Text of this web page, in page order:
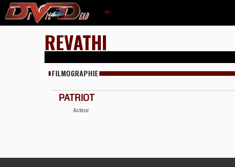
REVATHI
FILMOGRAPHIE
PATRIOT
Acteur